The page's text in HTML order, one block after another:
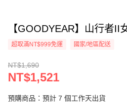
【GOODYEAR】山行者II
超取滿NT$999免運 國家/地區配送
NT$1,690
NT$1,521
預購商品：預計 7 個工作天出貨